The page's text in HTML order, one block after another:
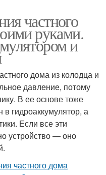
частного
руками.
и
дома из колодца и
давление, потому
В ее основе тоже
в гидроаккумулятор, а
Если все эти
устройство — оно